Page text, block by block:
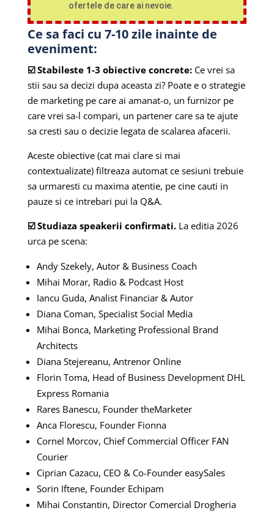
ofertele de care ai nevoie.
Ce sa faci cu 7-10 zile inainte de
eveniment:
☑️ Stabileste 1-3 obiective concrete:Ce vrei sa
stii sau sa decizi dupa aceasta zi? Poate e o strategie
de marketing pe care ai amanat-o, un furnizor pe
care vrei sa-l compari, un partener care sa te ajute
sa cresti sau o decizie legata de scalarea afacerii.
Aceste obiective (cat mai clare si mai
contextualizate) filtreaza automat ce sesiuni trebuie
sa urmaresti cu maxima atentie, pe cine cauti in
pauze si ce intrebari pui la Q&A.
☑️ Studiaza speakerii confirmati.La editia 2026
urca pe scena:
Andy Szekely, Autor & Business Coach
Mihai Morar, Radio & Podcast Host
Iancu Guda, Analist Financiar & Autor
Diana Coman, Specialist Social Media
Mihai Bonca, Marketing Professional Brand
Architects
Diana Stejereanu, Antrenor Online
Florin Toma, Head of Business Development DHL
Express Romania
Rares Banescu, Founder theMarketer
Anca Florescu, Founder Fionna
Cornel Morcov, Chief Commercial Officer FAN
Courier
Ciprian Cazacu, CEO & Co-Founder easySales
Sorin Iftene, Founder Echipam
Mihai Constantin, Director Comercial Drogheria